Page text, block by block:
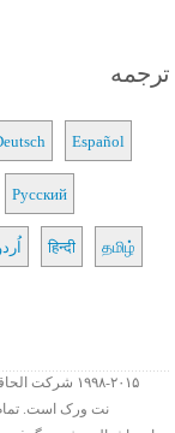
ترجمه
Español
Русский
हिन्दी தமிழ்
۱۹۹۸-۲۰۱۵